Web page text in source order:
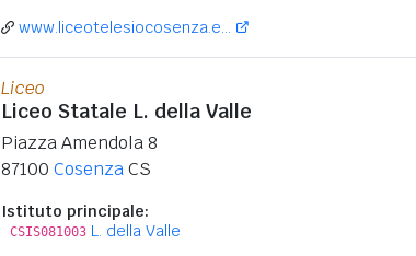
www.liceotelesiocosenza.e...
Liceo
Liceo Statale L. della Valle
Piazza Amendola 8
87100 CosenzaCS
Istituto principale:
CSIS081003 L. della Valle